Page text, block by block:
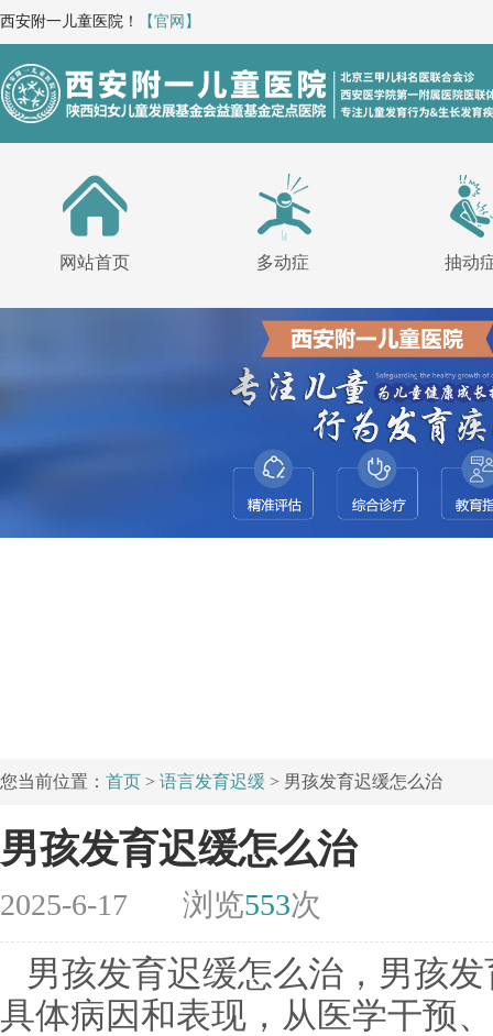
西安附一儿童医院！ 【官网】
网站首页 多动症 抽动
您当前位置： 首页 > 语言发育迟缓 > 男孩发育迟缓怎么治
男孩发育迟缓怎么治
2025-6-17 浏览553次
男孩发育迟缓怎么治，男孩
具体病因和表现，从医学干预